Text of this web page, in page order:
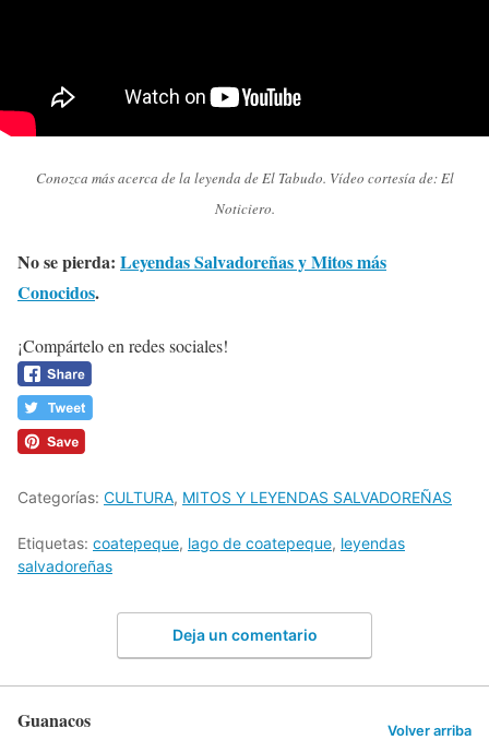
Conozca más acerca de la leyenda de El Tabudo. Vídeo cortesía de: El
Noticiero.
No se pierda: Leyendas Salvadoreñas y Mitos más
Conocidos.
¡Compártelo en redes sociales!
Categorías: CULTURA, MITOS Y LEYENDAS SALVADOREÑAS
Etiquetas: coatepeque, lago de coatepeque, leyendas
salvadoreñas
Deja un comentario
Guanacos Volver arriba